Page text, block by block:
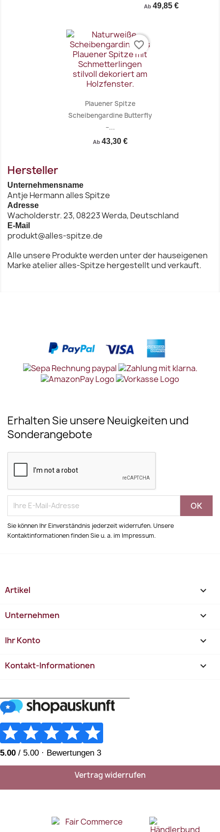
Ab 49,85 €
Plauener Spitze
Scheibengardine Butterfly
–...
Ab 43,30 €
favorite_border
Hersteller
Unternehmensname
Antje Hermann alles Spitze
Adresse
Wacholderstr. 23, 08223 Werda, Deutschland
E-Mail
produkt@alles-spitze.de
Alle unsere Produkte werden unter der hauseigenen
Marke atelier alles-Spitze hergestellt und verkauft.
Erhalten Sie unsere Neuigkeiten und
Sonderangebote
Sie können Ihr Einverständnis jederzeit widerrufen. Unsere
Kontaktinformationen finden Sie u. a. im Impressum.
Artikel 
Unternehmen 
Ihr Konto 
Kontakt-Informationen keyboard_arrow_down
Vertrag widerrufen